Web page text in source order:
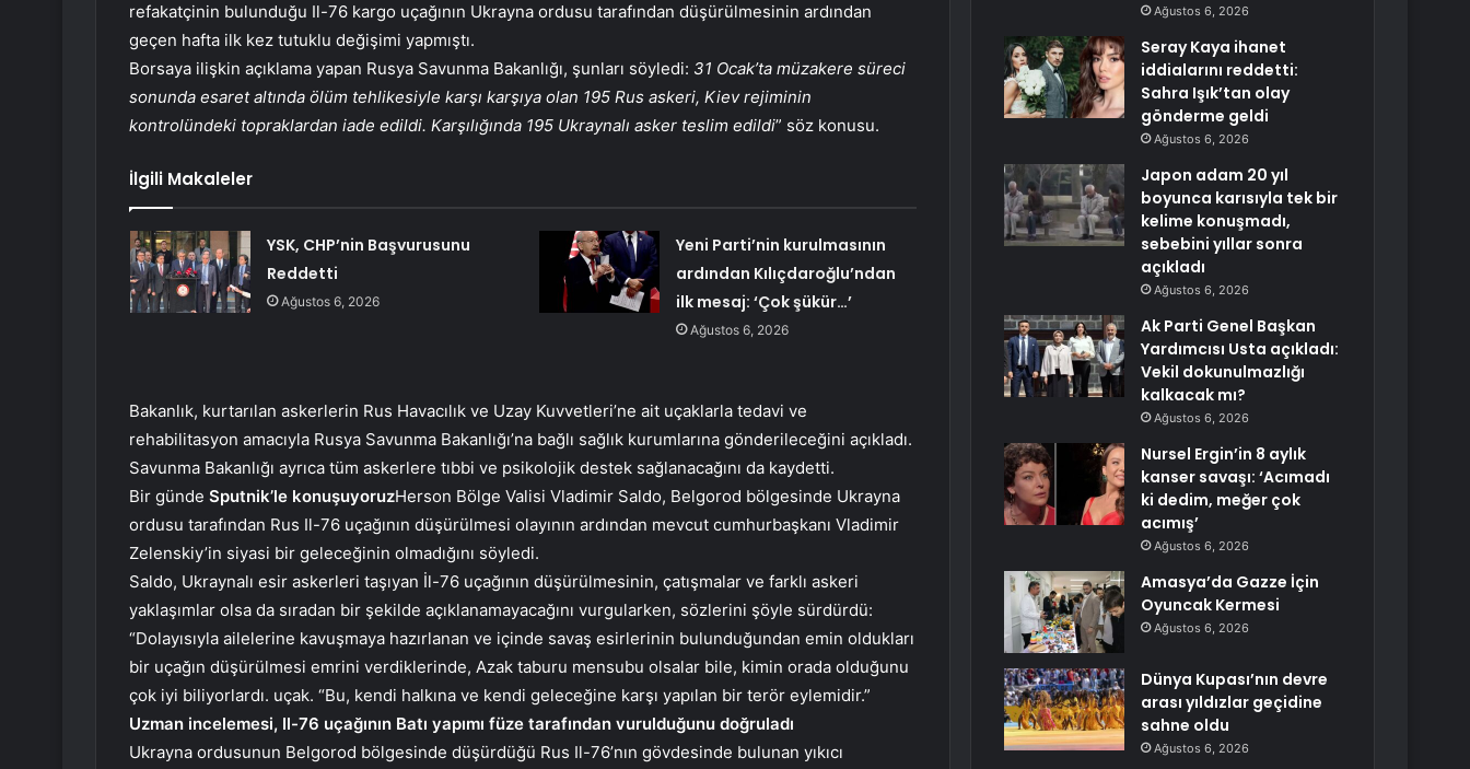
refakatçinin bulunduğu Il-76 kargo uçağının Ukrayna ordusu tarafından düşürülmesinin ardından
geçen hafta ilk kez tutuklu değişimi yapmıştı.
Borsaya ilişkin açıklama yapan Rusya Savunma Bakanlığı, şunları söyledi: 31 Ocak’ta müzakere süreci
sonunda esaret altında ölüm tehlikesiyle karşı karşıya olan 195 Rus askeri, Kiev rejiminin
kontrolündeki topraklardan iade edildi. Karşılığında 195 Ukraynalı asker teslim edildi” söz konusu.
İlgili Makaleler
YSK, CHP’nin Başvurusunu
Reddetti
Ağustos 6, 2026
Yeni Parti’nin kurulmasının
ardından Kılıçdaroğlu’ndan
ilk mesaj: ‘Çok şükür…’
Ağustos 6, 2026
Bakanlık, kurtarılan askerlerin Rus Havacılık ve Uzay Kuvvetleri’ne ait uçaklarla tedavi ve
rehabilitasyon amacıyla Rusya Savunma Bakanlığı’na bağlı sağlık kurumlarına gönderileceğini açıkladı.
Savunma Bakanlığı ayrıca tüm askerlere tıbbi ve psikolojik destek sağlanacağını da kaydetti.
Bir günde Sputnik’le konuşuyoruzHerson Bölge Valisi Vladimir Saldo, Belgorod bölgesinde Ukrayna
ordusu tarafından Rus Il-76 uçağının düşürülmesi olayının ardından mevcut cumhurbaşkanı Vladimir
Zelenskiy’in siyasi bir geleceğinin olmadığını söyledi.
Saldo, Ukraynalı esir askerleri taşıyan İl-76 uçağının düşürülmesinin, çatışmalar ve farklı askeri
yaklaşımlar olsa da sıradan bir şekilde açıklanamayacağını vurgularken, sözlerini şöyle sürdürdü:
“Dolayısıyla ailelerine kavuşmaya hazırlanan ve içinde savaş esirlerinin bulunduğundan emin oldukları
bir uçağın düşürülmesi emrini verdiklerinde, Azak taburu mensubu olsalar bile, kimin orada olduğunu
çok iyi biliyorlardı. uçak. “Bu, kendi halkına ve kendi geleceğine karşı yapılan bir terör eylemidir.”
Uzman incelemesi, Il-76 uçağının Batı yapımı füze tarafından vurulduğunu doğruladı
Ukrayna ordusunun Belgorod bölgesinde düşürdüğü Rus Il-76’nın gövdesinde bulunan yıkıcı
Ağustos 6, 2026
Seray Kaya ihanet
iddialarını reddetti:
Sahra Işık’tan olay
gönderme geldi
Ağustos 6, 2026
Japon adam 20 yıl
boyunca karısıyla tek bir
kelime konuşmadı,
sebebini yıllar sonra
açıkladı
Ağustos 6, 2026
Ak Parti Genel Başkan
Yardımcısı Usta açıkladı:
Vekil dokunulmazlığı
kalkacak mı?
Ağustos 6, 2026
Nursel Ergin’in 8 aylık
kanser savaşı: ‘Acımadı
ki dedim, meğer çok
acımış’
Ağustos 6, 2026
Amasya’da Gazze İçin
Oyuncak Kermesi
Ağustos 6, 2026
Dünya Kupası’nın devre
arası yıldızlar geçidine
sahne oldu
Ağustos 6, 2026